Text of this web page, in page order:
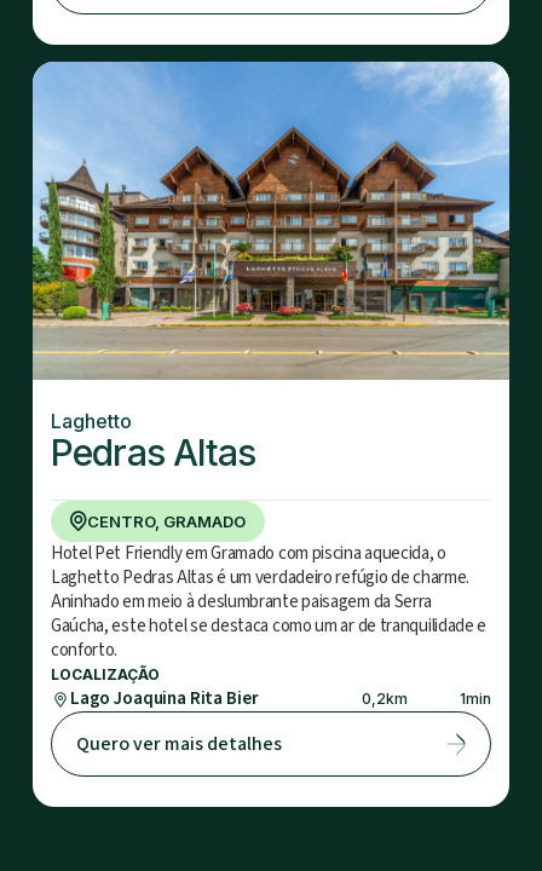
Laghetto
Pedras Altas
CENTRO, GRAMADO
Hotel Pet Friendly em Gramado com piscina aquecida, o
Laghetto Pedras Altas é um verdadeiro refúgio de charme.
Aninhado em meio à deslumbrante paisagem da Serra
Gaúcha, este hotel se destaca como um ar de tranquilidade e
conforto.
LOCALIZAÇÃO
Lago Joaquina Rita Bier 0,2km 1min
Quero ver mais detalhes